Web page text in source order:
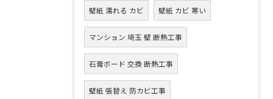
壁紙 濡れる カビ 壁紙 カビ 寒い
マンション 埼玉 壁 断熱工事
石膏ボード 交換 断熱工事
壁紙 張替え 防カビ工事